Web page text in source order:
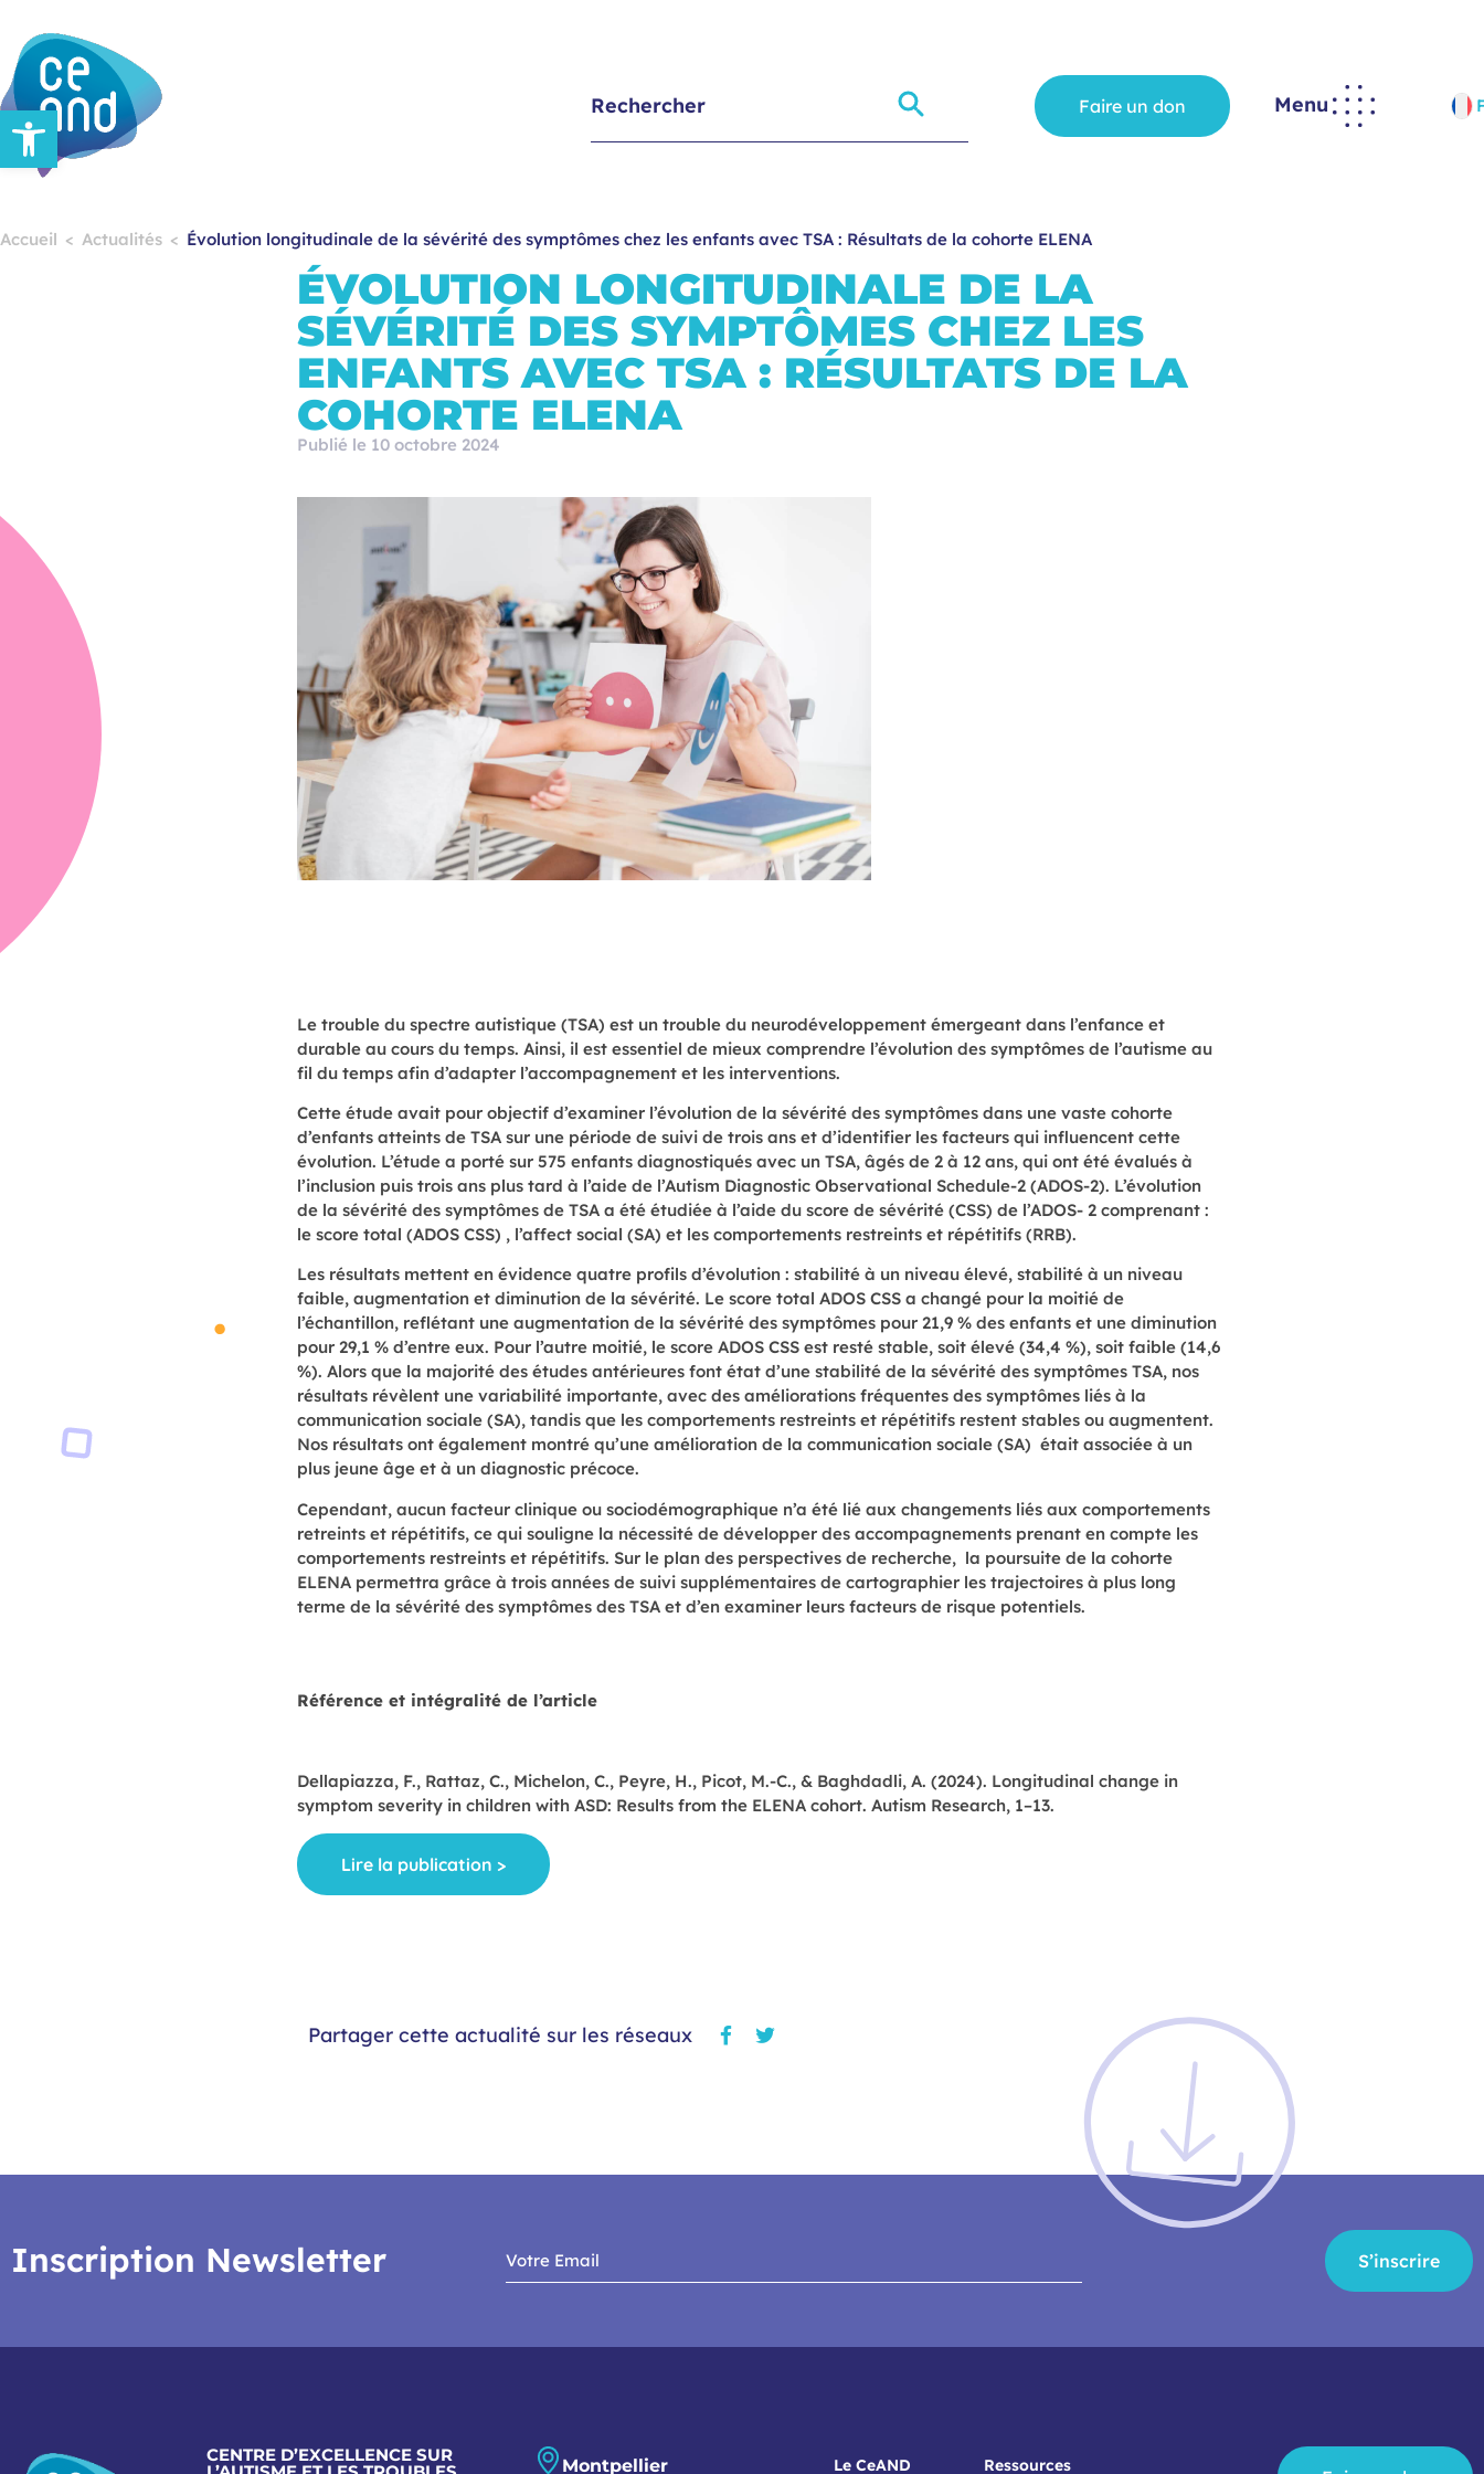
Ouvrir la barre d’outils Faire un don Menu
Accueil Actualités Évolution longitudinale de la sévérité des symptômes chez les enfants avec TSA : Résultats de la cohorte ELENA
ÉVOLUTION LONGITUDINALE DE LA
SÉVÉRITÉ DES SYMPTÔMES CHEZ LES
ENFANTS AVEC TSA : RÉSULTATS DE LA
COHORTE ELENA
Publié le 10 octobre 2024
Le trouble du spectre autistique (TSA) est un trouble du neurodéveloppement émergeant dans l’enfance et
durable au cours du temps. Ainsi, il est essentiel de mieux comprendre l’évolution des symptômes de l’autisme au
fil du temps afin d’adapter l’accompagnement et les interventions.
Cette étude avait pour objectif d’examiner l’évolution de la sévérité des symptômes dans une vaste cohorte
d’enfants atteints de TSA sur une période de suivi de trois ans et d’identifier les facteurs qui influencent cette
évolution. L’étude a porté sur 575 enfants diagnostiqués avec un TSA, âgés de 2 à 12 ans, qui ont été évalués à
l’inclusion puis trois ans plus tard à l’aide de l’Autism Diagnostic Observational Schedule-2 (ADOS-2). L’évolution
de la sévérité des symptômes de TSA a été étudiée à l’aide du score de sévérité (CSS) de l’ADOS- 2 comprenant :
le score total (ADOS CSS) , l’affect social (SA) et les comportements restreints et répétitifs (RRB).
Les résultats mettent en évidence quatre profils d’évolution : stabilité à un niveau élevé, stabilité à un niveau
faible, augmentation et diminution de la sévérité. Le score total ADOS CSS a changé pour la moitié de
l’échantillon, reflétant une augmentation de la sévérité des symptômes pour 21,9 % des enfants et une diminution
pour 29,1 % d’entre eux. Pour l’autre moitié, le score ADOS CSS est resté stable, soit élevé (34,4 %), soit faible (14,6
%). Alors que la majorité des études antérieures font état d’une stabilité de la sévérité des symptômes TSA, nos
résultats révèlent une variabilité importante, avec des améliorations fréquentes des symptômes liés à la
communication sociale (SA), tandis que les comportements restreints et répétitifs restent stables ou augmentent.
Nos résultats ont également montré qu’une amélioration de la communication sociale (SA) était associée à un
plus jeune âge et à un diagnostic précoce.
Cependant, aucun facteur clinique ou sociodémographique n’a été lié aux changements liés aux comportements
retreints et répétitifs, ce qui souligne la nécessité de développer des accompagnements prenant en compte les
comportements restreints et répétitifs. Sur le plan des perspectives de recherche, la poursuite de la cohorte
ELENA permettra grâce à trois années de suivi supplémentaires de cartographier les trajectoires à plus long
terme de la sévérité des symptômes des TSA et d’en examiner leurs facteurs de risque potentiels.
Référence et intégralité de l’article
Dellapiazza, F., Rattaz, C., Michelon, C., Peyre, H., Picot, M.-C., & Baghdadli, A. (2024). Longitudinal change in
symptom severity in children with ASD: Results from the ELENA cohort. Autism Research, 1–13.
Lire la publication >
Partager cette actualité sur les réseaux
Inscription Newsletter S’inscrire
CENTRE D’EXCELLENCE SUR
Montpellier Le CeAND Ressources